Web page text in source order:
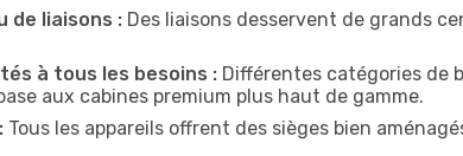
de liaisons : Des liaisons desservent de grands
à tous les besoins : Différentes catégories de
aux cabines premium plus haut de gamme.
Tous les appareils offrent des sièges bien